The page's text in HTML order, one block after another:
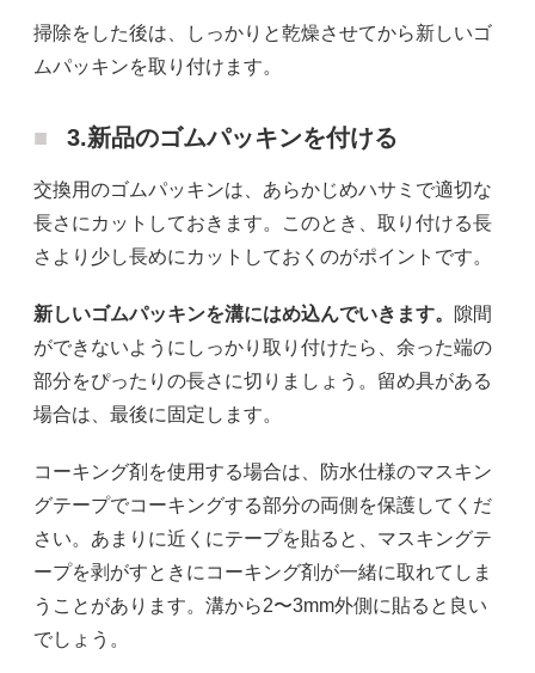
掃除をした後は、しっかりと乾燥させてから新しいゴ
ムパッキンを取り付けます。
3.新品のゴムパッキンを付ける
交換用のゴムパッキンは、あらかじめハサミで適切な
長さにカットしておきます。このとき、取り付ける長
さより少し長めにカットしておくのがポイントです。
新しいゴムパッキンを溝にはめ込んでいきます。
隙間
ができないようにしっかり取り付けたら、余った端の
部分をぴったりの長さに切りましょう。留め具がある
場合は、最後に固定します。
コーキング剤を使用する場合は、防水仕様のマスキン
グテープでコーキングする部分の両側を保護してくだ
さい。あまりに近くにテープを貼ると、マスキングテ
ープを剥がすときにコーキング剤が一緒に取れてしま
うことがあります。溝から2〜3mm外側に貼ると良い
でしょう。